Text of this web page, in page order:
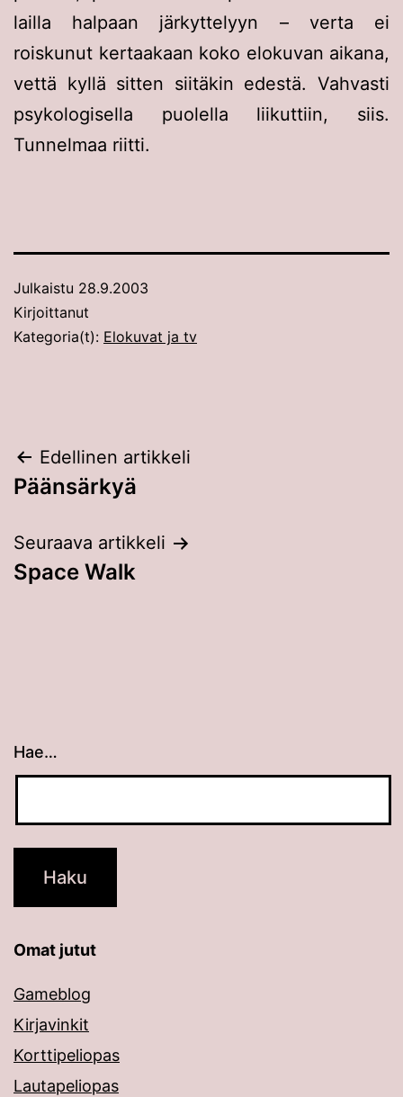
lailla halpaan järkyttelyyn – verta ei
roiskunut kertaakaan koko elokuvan aikana,
vettä kyllä sitten siitäkin edestä. Vahvasti
psykologisella puolella liikuttiin, siis.
Tunnelmaa riitti.
Julkaistu 28.9.2003
Kirjoittanut
Kategoria(t): Elokuvat ja tv
Artikkelien
selaus
Edellinen artikkeli
Päänsärkyä
Seuraava artikkeli
Space Walk
Hae…
Kun tuloksia tulee, voit selata niitä
Omat jutut
Gameblog
Kirjavinkit
Korttipeliopas
Lautapeliopas